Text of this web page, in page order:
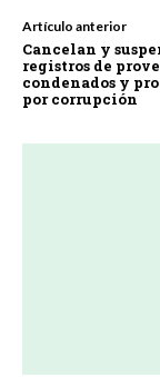
Artículo anterior
Cancelan y
registros de
condenados y
por corrupción